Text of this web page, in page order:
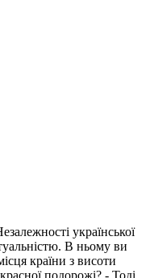
української
В ньому ви
країни з висоти
подорожі? - Тоді